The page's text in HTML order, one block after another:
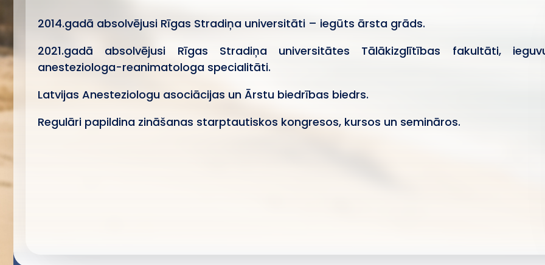
2014.gadā absolvējusi Rīgas Stradiņa universitāti – iegūts ārsta grāds.
2021.gadā absolvējusi Rīgas Stradiņa universitātes Tālākizglītības fakultāti,
anesteziologa-reanimatologa specialitāti.
Latvijas Anesteziologu asociācijas un Ārstu biedrības biedrs.
Regulāri papildina zināšanas starptautiskos kongresos, kursos un semināros.